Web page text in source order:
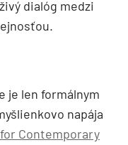
dialóg medzi
je len formálnym
napája
Contemporary